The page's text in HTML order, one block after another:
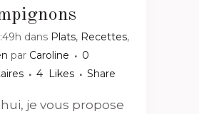
dans Plats, Recettes,
par Caroline
0
4 Likes Share
je vous propose